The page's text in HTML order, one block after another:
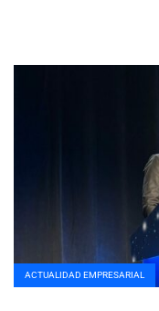
ACTUALIDAD EMPRESARIAL